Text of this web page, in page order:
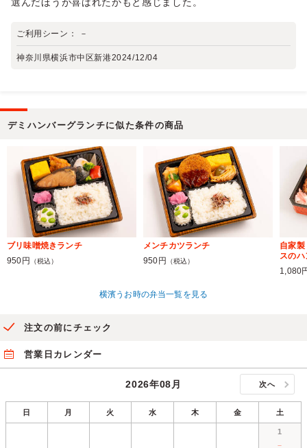
ご利用シーン： －
神奈川県横浜市中区新港2024/12/04
デミハンバーグランチに似た条件の商品
ブリ味噌焼きランチ
950円
（税込）
メンチカツランチ
950円
（税込）
自家
スの
1,080
横濱うお時の弁当一覧を見る
注文の前にチェック
営業日カレンダー
2026年08月 次へ
日 月 火 水 木 金 土
1
－